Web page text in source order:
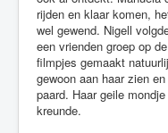
rijden en klaar komen,
wel gewend. Nigell
een vrienden groep op
filmpjes gemaakt
gewoon aan haar zien
paard. Haar geile
kreunde.